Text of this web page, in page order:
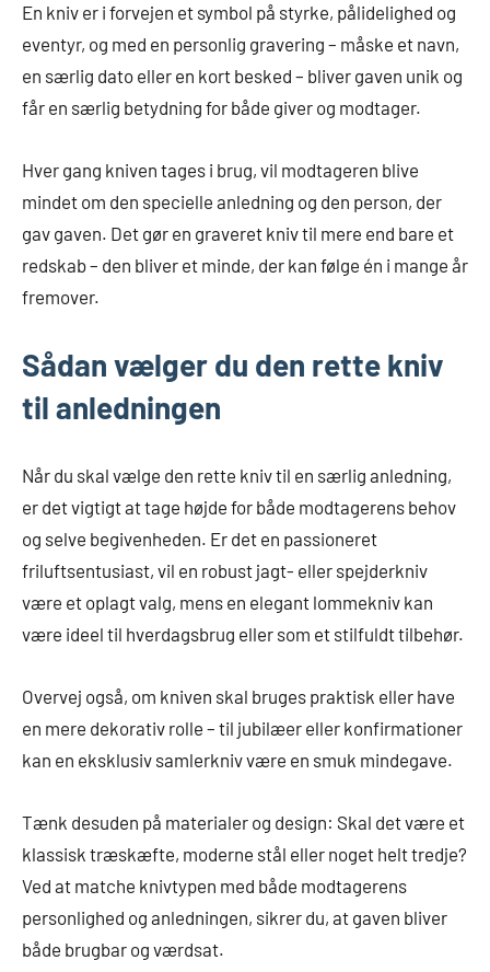
En kniv er i forvejen et symbol på styrke, pålidelighed og
eventyr, og med en personlig gravering – måske et navn,
en særlig dato eller en kort besked – bliver gaven unik og
får en særlig betydning for både giver og modtager.
Hver gang kniven tages i brug, vil modtageren blive
mindet om den specielle anledning og den person, der
gav gaven. Det gør en graveret kniv til mere end bare et
redskab – den bliver et minde, der kan følge én i mange år
fremover.
Sådan vælger du den rette kniv
til anledningen
Når du skal vælge den rette kniv til en særlig anledning,
er det vigtigt at tage højde for både modtagerens behov
og selve begivenheden. Er det en passioneret
friluftsentusiast, vil en robust jagt- eller spejderkniv
være et oplagt valg, mens en elegant lommekniv kan
være ideel til hverdagsbrug eller som et stilfuldt tilbehør.
Overvej også, om kniven skal bruges praktisk eller have
en mere dekorativ rolle – til jubilæer eller konfirmationer
kan en eksklusiv samlerkniv være en smuk mindegave.
Tænk desuden på materialer og design: Skal det være et
klassisk træskæfte, moderne stål eller noget helt tredje?
Ved at matche knivtypen med både modtagerens
personlighed og anledningen, sikrer du, at gaven bliver
både brugbar og værdsat.